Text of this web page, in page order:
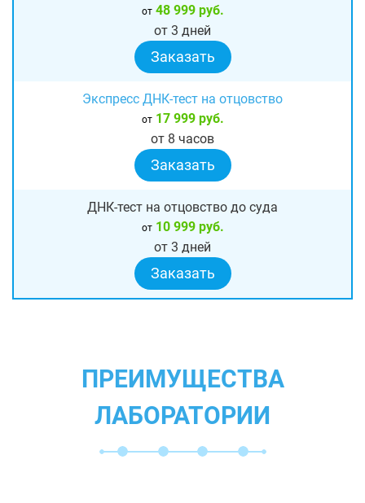
от48 999 руб.
от 3 дней
Заказать
Экспресс ДНК-тест на отцовство
от17 999 руб.
от 8 часов
Заказать
ДНК-тест на отцовство до суда
от10 999 руб.
от 3 дней
Заказать
ПРЕИМУЩЕСТВА
ЛАБОРАТОРИИ